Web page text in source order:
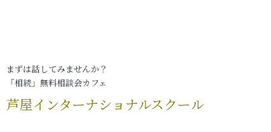
まずは話してみませんか？
「相続」無料相談会カフェ
芦屋インターナショナルスクール